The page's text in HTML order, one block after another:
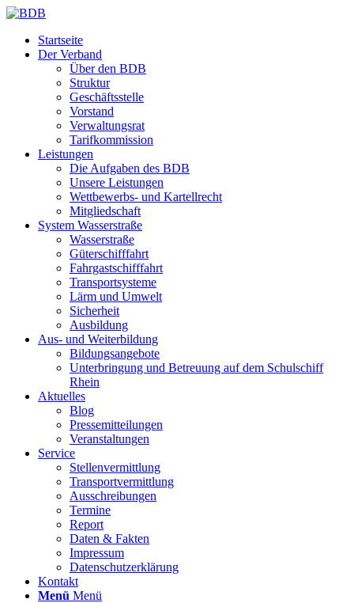
Startseite
Der Verband
Über den BDB
Struktur
Geschäftsstelle
Vorstand
Verwaltungsrat
Tarifkommission
Leistungen
Die Aufgaben des BDB
Unsere Leistungen
Wettbewerbs- und Kartellrecht
Mitgliedschaft
System Wasserstraße
Wasserstraße
Güterschifffahrt
Fahrgastschifffahrt
Transportsysteme
Lärm und Umwelt
Sicherheit
Ausbildung
Aus- und Weiterbildung
Bildungsangebote
Unterbringung und Betreuung auf dem Schulschiff
Rhein
Aktuelles
Blog
Pressemitteilungen
Veranstaltungen
Service
Stellenvermittlung
Transportvermittlung
Ausschreibungen
Termine
Report
Daten & Fakten
Impressum
Datenschutzerklärung
Kontakt
Menü Menü